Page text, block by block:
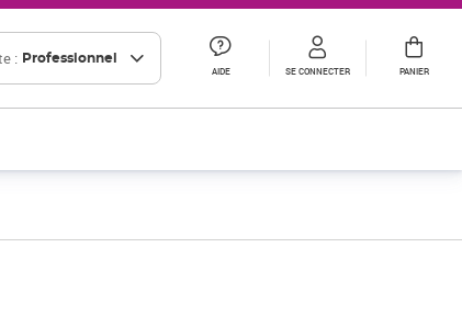
: Professionnel
AIDE SE CONNECTER PANIER